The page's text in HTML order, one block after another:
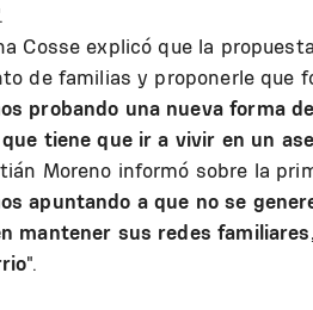
Cosse explicó que la
de familias y proponerle que
probando una nueva forma
tiene que ir a vivir en un
Moreno informó sobre la
apuntando a que no se
mantener sus redes
".